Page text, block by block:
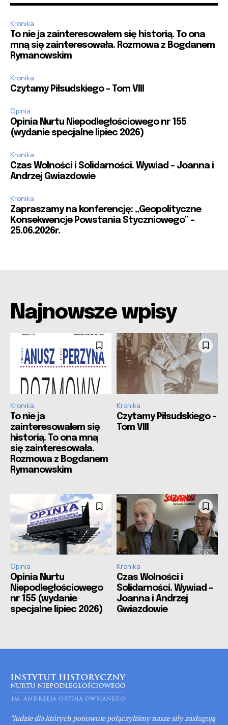
Kronika
To nie ja zainteresowałem się historią. To ona
mną się zainteresowała. Rozmowa z Bogdanem
Rymanowskim
Kronika
Czytamy Piłsudskiego – Tom VIII
Opinia
Opinia Nurtu Niepodległościowego nr 155
(wydanie specjalne lipiec 2026)
Kronika
Czas Wolności i Solidarności. Wywiad – Joanna i
Andrzej Gwiazdowie
Kronika
Zapraszamy na konferencję: „Geopolityczne
Konsekwencje Powstania Styczniowego” –
25.06.2026r.
Najnowsze wpisy
Kronika
To nie ja
zainteresowałem się
historią. To ona mną
się zainteresowała.
Rozmowa z Bogdanem
Rymanowskim
Kronika
Czytamy Piłsudskiego –
Tom VIII
Opinia
Opinia Nurtu
Niepodległościowego
nr 155 (wydanie
specjalne lipiec 2026)
Kronika
Czas Wolności i
Solidarności. Wywiad –
Joanna i Andrzej
Gwiazdowie
"ludzie dla których ponownie połączyliśmy nasze siły zasługują